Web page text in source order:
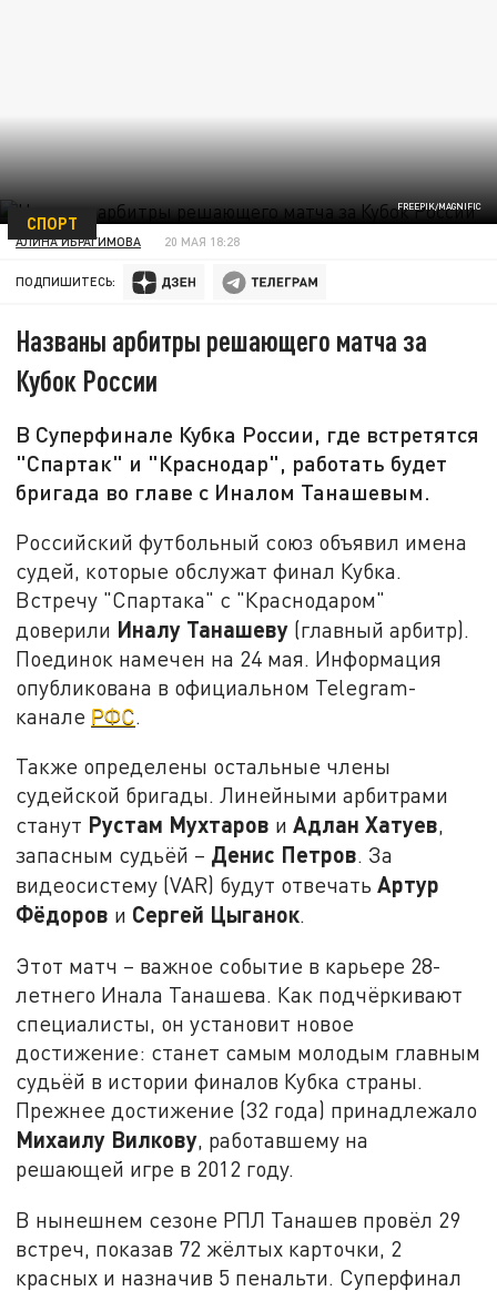
FREEPIK/MAGNIFIC
СПОРТ
АЛИНА ИБРАГИМОВА 20 МАЯ 18:28
ПОДПИШИТЕСЬ:
Названы арбитры решающего матча за
Кубок России
В Суперфинале Кубка России, где встретятся
"Спартак" и "Краснодар", работать будет
бригада во главе с Иналом Танашевым.
Российский футбольный союз объявил имена
судей, которые обслужат финал Кубка.
Встречу "Спартака" с "Краснодаром"
доверили Иналу Танашеву (главный арбитр).
Поединок намечен на 24 мая. Информация
опубликована в официальном Telegram-
канале РФС.
Также определены остальные члены
судейской бригады. Линейными арбитрами
станут Рустам Мухтаров иАдлан Хатуев,
запасным судьёй – Денис Петров. За
видеосистему (VAR) будут отвечать Артур
Фёдоров и Сергей Цыганок.
Этот матч – важное событие в карьере 28-
летнего Инала Танашева. Как подчёркивают
специалисты, он установит новое
достижение: станет самым молодым главным
судьёй в истории финалов Кубка страны.
Прежнее достижение (32 года) принадлежало
Михаилу Вилкову, работавшему на
решающей игре в 2012 году.
В нынешнем сезоне РПЛ Танашев провёл 29
встреч, показав 72 жёлтых карточки, 2
красных и назначив 5 пенальти. Суперфинал